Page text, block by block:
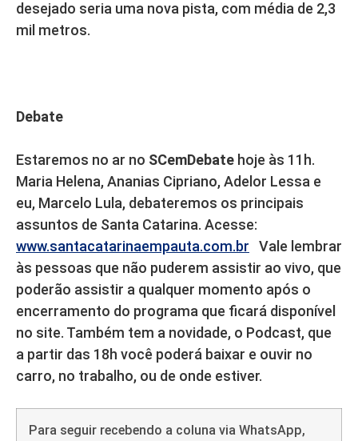
desejado seria uma nova pista, com média de 2,3
mil metros.
Debate
Estaremos no ar no SCemDebate hoje às 11h.
Maria Helena, Ananias Cipriano, Adelor Lessa e
eu, Marcelo Lula, debateremos os principais
assuntos de Santa Catarina. Acesse:
www.santacatarinaempauta.com.br Vale lembrar
às pessoas que não puderem assistir ao vivo, que
poderão assistir a qualquer momento após o
encerramento do programa que ficará disponível
no site. Também tem a novidade, o Podcast, que
a partir das 18h você poderá baixar e ouvir no
carro, no trabalho, ou de onde estiver.
Para seguir recebendo a coluna via WhatsApp,